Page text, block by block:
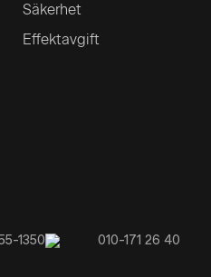
Säkerhet
Effektavgift
1350 010-171 26 40